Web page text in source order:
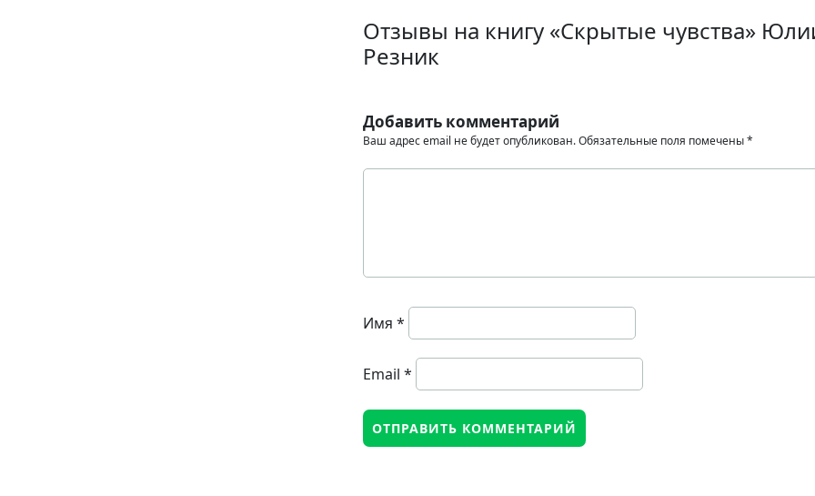
Отзывы на книгу «Скрытые чувства»
Резник
Добавить комментарий
Ваш адрес email не будет опубликован.Обязательные поля помечены*
Имя *
Email *